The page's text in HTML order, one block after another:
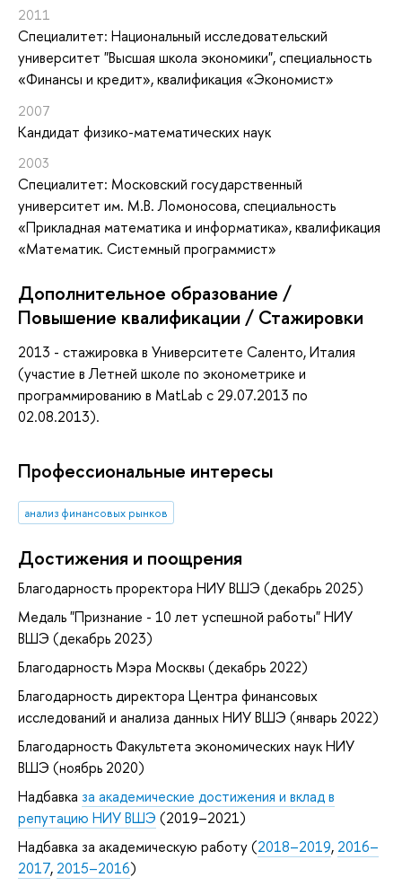
2011
Специалитет: Национальный исследовательский
университет "Высшая школа экономики", специальность
«Финансы и кредит», квалификация «Экономист»
2007
Кандидат физико-математических наук
2003
Специалитет: Московский государственный
университет им. М.В. Ломоносова, специальность
«Прикладная математика и информатика», квалификация
«Математик. Системный программист»
Дополнительное образование /
Повышение квалификации / Стажировки
2013 - стажировка в Университете Саленто, Италия
(участие в Летней школе по эконометрике и
программированию в MatLab с 29.07.2013 по
02.08.2013).
Профессиональные интересы
анализ финансовых рынков
Достижения и поощрения
Благодарность проректора НИУ ВШЭ (декабрь 2025)
Медаль "Признание - 10 лет успешной работы" НИУ
ВШЭ (декабрь 2023)
Благодарность Мэра Москвы (декабрь 2022)
Благодарность директора Центра финансовых
исследований и анализа данных НИУ ВШЭ (январь 2022)
Благодарность Факультета экономических наук НИУ
ВШЭ (ноябрь 2020)
Надбавка за академические достижения и вклад в
репутацию НИУ ВШЭ (2019–2021)
Надбавка за академическую работу (2018–2019, 2016–
2017, 2015–2016)